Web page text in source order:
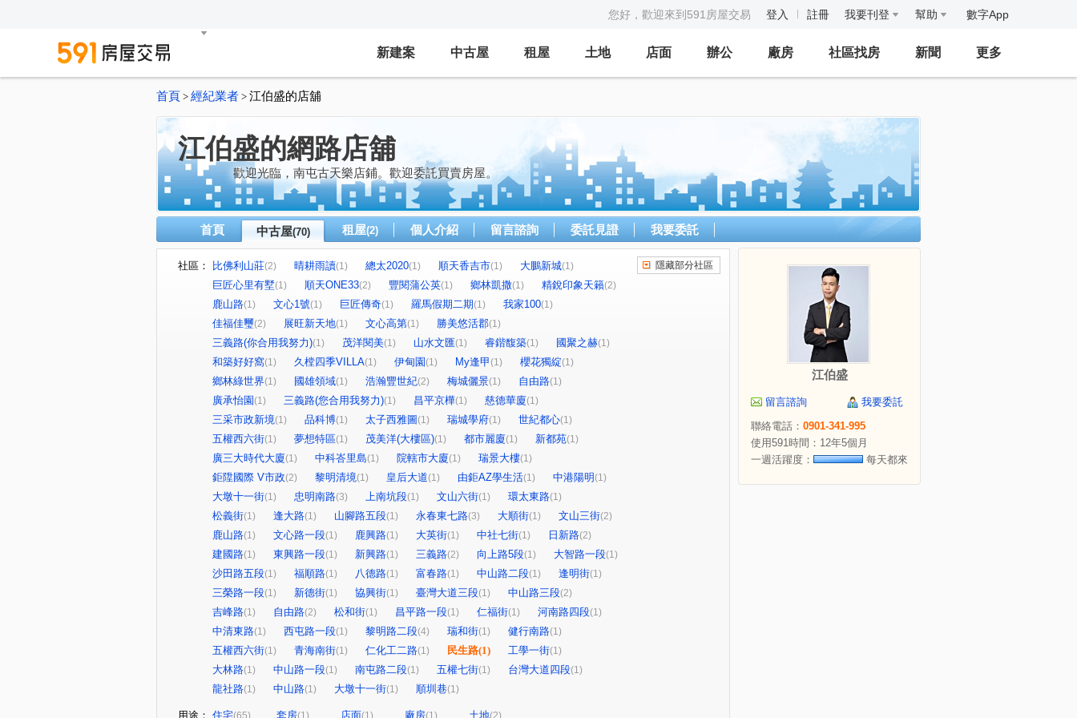
您好，歡迎來到591房屋交易 登入 註冊 我要刊登 幫助 數字App
新建案 中古屋 租屋 土地 店面 辦公 廠房 社區找房 新聞 更多
首頁 > 經紀業者 > 江伯盛的店舖
江伯盛的網路店舖
歡迎光臨，南屯古天樂店鋪。歡迎委託買賣房屋。
首頁 中古屋(70) 租屋(2) 個人介紹 留言諮詢 委託見證 我要委託
社區： 比佛利山莊(2) 晴耕雨讀(1) 總太2020(1) 順天香吉市(1) 大鵬新城(1)
巨匠心里有墅(1) 順天ONE33(2) 豐閱蒲公英(1) 鄉林凱撒(1) 精銳印象天籟(2)
鹿山路(1) 文心1號(1) 巨匠傳奇(1) 羅馬假期二期(1) 我家100(1)
佳福佳璽(2) 展旺新天地(1) 文心高第(1) 勝美悠活郡(1)
三義路(你合用我努力)(1) 茂洋閱美(1) 山水文匯(1) 睿鍇馥築(1) 國聚之赫(1)
和築好好窩(1) 久樘四季VILLA(1) 伊甸園 (1) My逢甲 (1) 櫻花獨綻(1)
鄉林綠世界(1) 國雄領域(1) 浩瀚豐世紀(2) 梅城儷景(1) 自由路(1)
廣承怡園 (1) 三義路(您合用我努力)(1) 昌平京樺(1) 慈德華廈(1)
三采市政新境(1) 品科博(1) 太子西雅圖 (1) 瑞城學府(1) 世紀都心(1)
五權西六街(1) 夢想特區(1) 茂美洋(大樓區)(1) 都市麗廈(1) 新都苑(1)
廣三大時代大廈(1) 中科峇里島(1) 院轄市大廈(1) 瑞景大樓(1)
鉅陞國際 V市政(2) 黎明清境(1) 皇后大道(1) 由鉅AZ學生活(1) 中港陽明 (1)
大墩十一街(1) 忠明南路(3) 上南坑段(1) 文山六街(1) 環太東路(1)
松義街(1) 逢大路(1) 山腳路五段(1) 永春東七路(3) 大順街(1) 文山三街(2)
鹿山路(1) 文心路一段(1) 鹿興路(1) 大英街(1) 中社七街(1) 日新路(2)
建國路(1) 東興路一段(1) 新興路(1) 三義路(2) 向上路5段(1) 大智路一段(1)
沙田路五段(1) 福順路(1) 八德路(1) 富春路(1) 中山路二段(1) 逢明街(1)
三榮路一段(1) 新德街(1) 協興街(1) 臺灣大道三段(1) 中山路三段(2)
吉峰路(1) 自由路(2) 松和街(1) 昌平路一段(1) 仁福街(1) 河南路四段(1)
中清東路(1) 西屯路一段(1) 黎明路二段(4) 瑞和街(1) 健行南路(1)
五權西六街(1) 青海南街(1) 仁化工二路(1) 民生路(1) 工學一街(1)
大林路(1) 中山路一段(1) 南屯路二段(1) 五權七街(1) 台灣大道四段(1)
龍社路(1) 中山路(1) 大墩十一街(1) 順圳巷(1)
隱藏部分社區
用途： 住宅(65) 套房(1) 店面(1) 廠房(1) 土地(2)
江伯盛
留言諮詢
我要委託
聯絡電話： 0901-341-995
使用591時間：12年5個月
一週活躍度：
每天都來